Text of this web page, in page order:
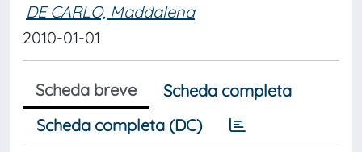
DE CARLO, Maddalena
2010-01-01
Scheda breve
Scheda completa
Scheda completa (DC)